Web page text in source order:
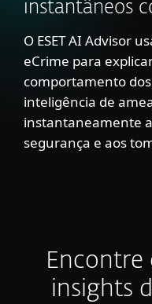
instantâneos
O ESET AI Advisor
eCrime para
comportamento
inteligência de
instantaneamente
segurança e aos
Encontre
insights